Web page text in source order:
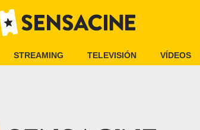
STREAMING TELEVISIÓN VÍDEOS